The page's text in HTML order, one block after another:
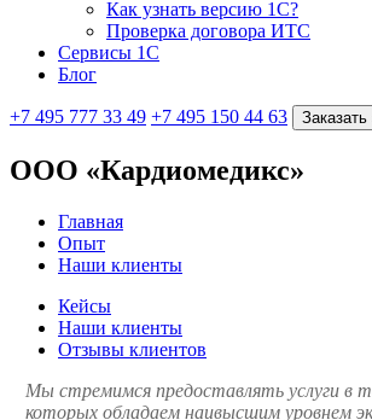
Как узнать версию 1С?
Проверка договора ИТС
Сервисы 1С
Блог
+7 495 777 33 49 +7 495 150 44 63 Заказать
ООО «Кардиомедикс»
Главная
Опыт
Наши клиенты
Кейсы
Наши клиенты
Отзывы клиентов
Мы стремимся предоставлять услуги в
которых обладаем наивысшим уровнем